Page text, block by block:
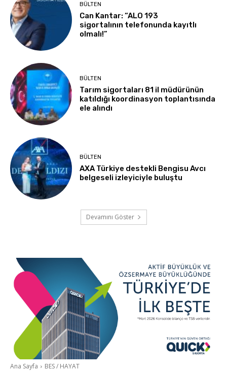
BÜLTEN
Can Kantar: “ALO 193
sigortalının telefonunda kayıtlı
olmalı!”
BÜLTEN
Tarım sigortaları 81 il müdürünün
katıldığı koordinasyon toplantısında
ele alındı
BÜLTEN
AXA Türkiye destekli Bengisu Avcı
belgeseli izleyiciyle buluştu
Devamını Göster